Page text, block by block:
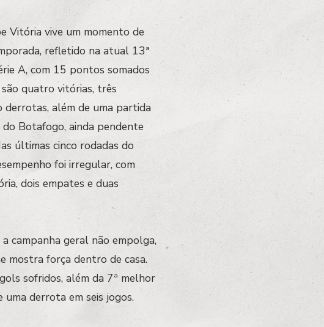
Vitória vive um momento de
refletido na atual 13ª
A, com 15 pontos somados
quatro vitórias, três
derrotas, além de uma partida
do Botafogo, ainda pendente
últimas cinco rodadas do
foi irregular, com
dois empates e duas
campanha geral não empolga,
mostra força dentro de casa.
sofridos, além da 7ª melhor
uma derrota em seis jogos.